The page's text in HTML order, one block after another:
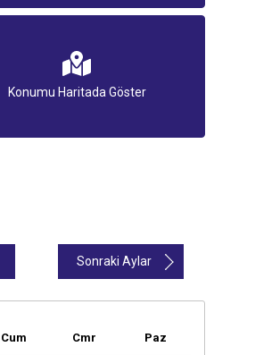
Konumu Haritada Göster
Sonraki Aylar
Cum Cmr Paz